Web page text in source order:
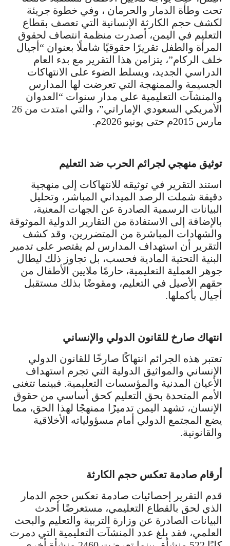
تحت وطأة الدمار والحرمان ، وفي خطوة جريئة
لكشف حجم الكارثة الإنسانية التي تعصف بقطاع
التعليم في اليمن، أصدرت منظمة انتصاف لحقوق
المرأة والطفل تقريرًا حقوقيًا شاملًا بعنوان “أجيال
خلف الركام”، يتزامن هذا التقرير مع بدء العام
الدراسي الجديد، ويسلط الضوء على الانتهاكات
الجسيمة والممنهجة التي تعرضت لها المدارس
والمنشآت التعليمية على مدار سنوات “العدوان
الأمريكي السعودي الإماراتي”، والتي امتدت من 26
مارس 2015م حتى يونيو 2026م.
توثيق منهجي لجرائم الحرب ضد التعليم
استند التقرير في توثيقه للانتهاكات إلى منهجية
دقيقة شملت الرصد الميداني المباشر، وتحليل
البيانات الرسمية الصادرة عن الجهات المعنية،
بالإضافة إلى الاستفادة من التقارير الدولية الموثوقة
والشهادات المباشرة من المتضررين، وقد كشف
التقرير أن استهداف المدارس لم يقتصر على تدمير
البنية التحتية المادية فحسب، بل تجاوز ذلك ليطال
جوهر العملية التعليمية، حارمًا ملايين الأطفال من
حقهم الأصيل في التعليم، ومقوضًا بذلك مستقبل
أجيال بأكملها.
انتهاك صارخ للقانون الدولي والإنساني
تعتبر هذه الجرائم انتهاكًا صارخًا للقانون الدولي
الإنساني والمواثيق الدولية التي تجرم استهداف
الأعيان المدنية والمؤسسات التعليمية. فبينما تتغنى
الأمم المتحدة بحق التعليم كحق أساسي من حقوق
الإنسان، تشهد اليمن تدميرًا ممنهجًا لهذا الحق، مما
يضع المجتمع الدولي أمام مسؤولياته الأخلاقية
والقانونية.
أرقام صادمة تعكس حجم الكارثة
قدم التقرير إحصائيات صادمة تعكس حجم الدمار
الذي لحق بالقطاع التعليمي، مستعرضًا أحدث
البيانات الصادرة عن وزارة التربية والتعليم والبحث
العلمي، فقد بلغ عدد المنشآت التعليمية التي دمرت